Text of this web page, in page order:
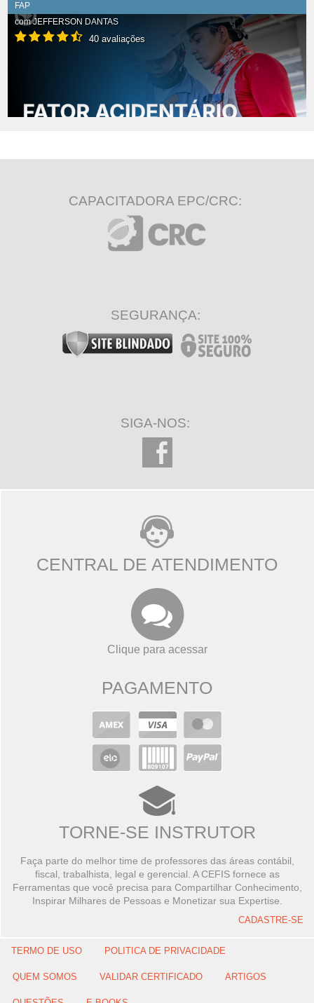
FAP
comJEFFERSON DANTAS
40 avaliações
CAPACITADORA EPC/CRC:
SEGURANÇA:
SIGA-NOS:
CENTRAL DE ATENDIMENTO
Clique para acessar
PAGAMENTO
TORNE-SE INSTRUTOR
Faça parte do melhor time de professores das áreas contábil,
fiscal, trabalhista, legal e gerencial. A CEFIS fornece as
Ferramentas que você precisa para Compartilhar Conhecimento,
Inspirar Milhares de Pessoas e Monetizar sua Expertise.
CADASTRE-SE
TERMO DE USO POLITICA DE PRIVACIDADE
QUEM SOMOS VALIDAR CERTIFICADO ARTIGOS